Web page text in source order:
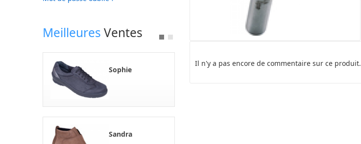
Meilleures Ventes
Sophie
Sandra
Il n'y a pas encore de commentaire sur ce produit.